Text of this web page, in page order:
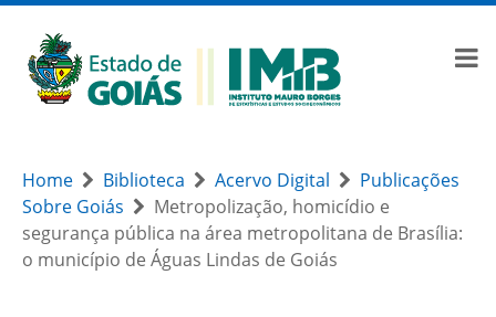
Home Biblioteca Acervo Digital
Publicações
Sobre Goiás
Metropolização, homicídio e
segurança pública na área metropolitana de Brasília:
o município de Águas Lindas de Goiás